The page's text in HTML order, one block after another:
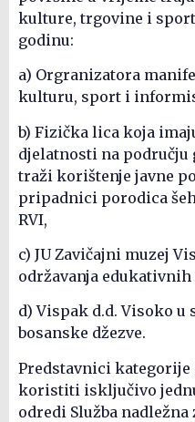
kulture, trgovine i
godinu:
a) Orgranizatora
kulturu, sport i
b) Fizička lica koja
djelatnosti na području
traži korištenje javne
pripadnici porodica
RVI,
c) JU Zavičajni muzej
održavanja
d) Vispak d.d. Visoko u
bosanske džezve.
Predstavnici kategorije
koristiti isključivo
odredi Služba